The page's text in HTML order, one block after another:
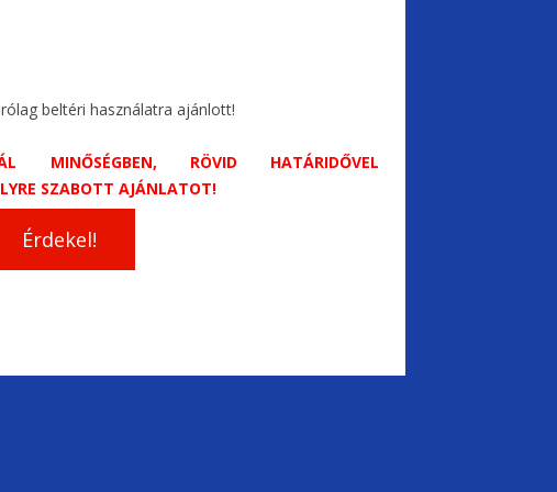
beltéri használatra ajánlott!
MINŐSÉGBEN, RÖVID HATÁRIDŐVEL
SZABOTT AJÁNLATOT!
Érdekel!